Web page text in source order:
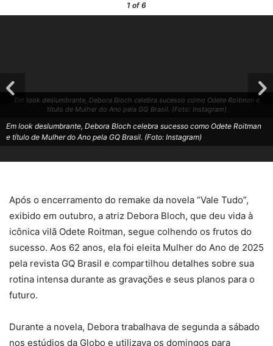
1 of 6
Em look deslumbrante, Debora Bloch celebra sucesso como Odete Roitman e
título de Mulher do Ano pela GQ Brasil. (Foto: Instagram)
Em look deslumbrante, Debora Bloch celebra sucesso como Odete Roitman
e título de Mulher do Ano pela GQ Brasil. (Foto: Instagram)
Após o encerramento do remake da novela “Vale Tudo”,
exibido em outubro, a atriz Debora Bloch, que deu vida à
icônica vilã Odete Roitman, segue colhendo os frutos do
sucesso. Aos 62 anos, ela foi eleita Mulher do Ano de 2025
pela revista GQ Brasil e compartilhou detalhes sobre sua
rotina intensa durante as gravações e seus planos para o
futuro.
Durante a novela, Debora trabalhava de segunda a sábado
nos estúdios da Globo e utilizava os domingos para